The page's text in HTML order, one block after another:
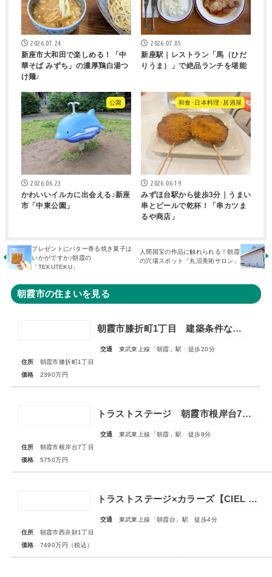
2026.07.24
新座市大和田で楽しめる！「中
華そば みずち」の濃厚鶏白湯つ
け麺♪
2026.07.05
新座駅｜レストラン「馬（ひだ
りうま）」で絶品ランチを堪能
公園
2026.06.23
かわいいイルカに出会える♪新座
市「中東公園」
和食･日本料理･居酒屋
2026.06.19
みずほ台駅から徒歩3分｜うまい
串とビールで乾杯！「串カツま
るや商店」
プレゼントにバター香る焼き菓子は
いかがですか♪朝霞の
「TEKUTEKU」
人間国宝の作品に触れられる！朝霞
の穴場スポット「丸沼美術サロン」
朝霞市の住まいを見る
朝霞市膝折町1丁目 建築条件なし売地 全1区画
交通
東武東上線「朝霞」駅 徒歩20分
住所
朝霞市膝折町1丁目
価格
2390万円
トラストステージ 朝霞市根岸台7丁目44期 限定1区画
交通
東武東上線「朝霞」駅 徒歩8分
住所
朝霞市根岸台7丁目
価格
5750万円
トラストステージ×カラーズ【CIEL VILLA】朝霞市西弁財1丁目2期 ★限定1棟 販売開始★
交通
東武東上線「朝霞台」駅 徒歩4分
住所
朝霞市西弁財1丁目
価格
7490万円（税込）